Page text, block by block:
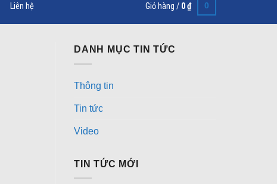
Liên hệ Giỏ hàng / 0₫ 0
DANH MỤC TIN TỨC
Thông tin
Tin tức
Video
TIN TỨC MỚI